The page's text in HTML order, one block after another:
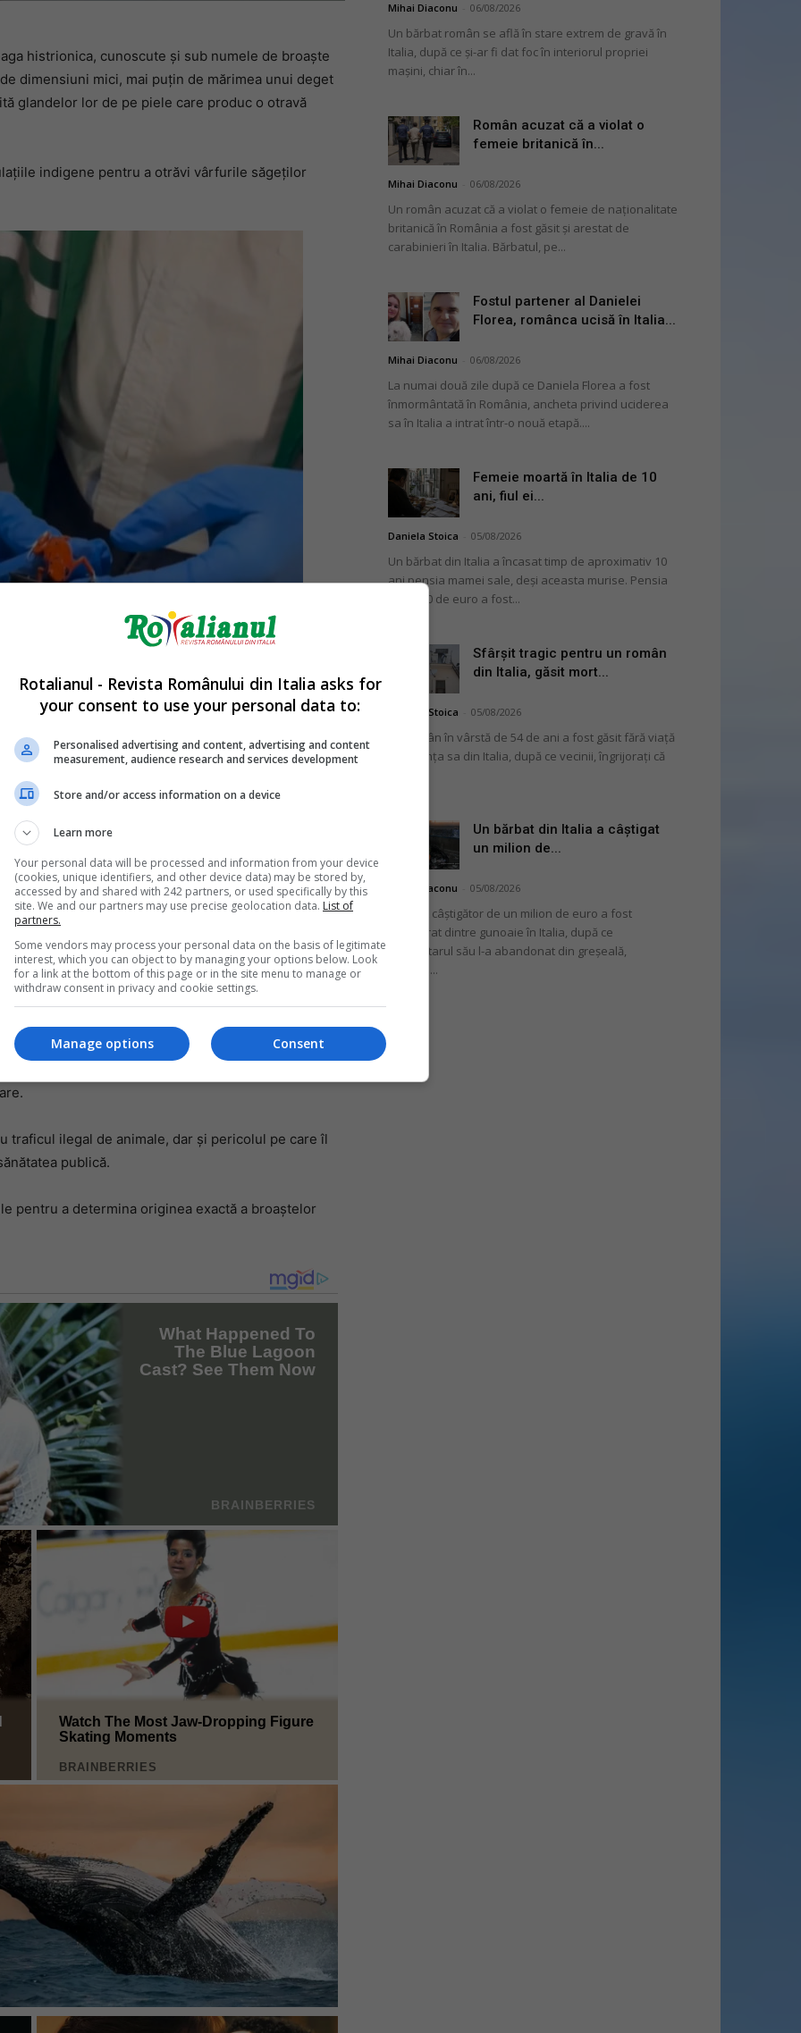
histrionica, cunoscute și sub numele de broaște
dimensiuni mici, mai puțin de mărimea unui deget
glandelor lor de pe piele care produc o otravă
indigene pentru a otrăvi vârfurile săgeților
Paulo, Brazilia, via Panama, a fost acuzată de
că a primit broaștele în dar de la o comunitate
pe piața neagră, unele exemplare putând
traficul ilegal de animale, dar și pericolul pe care îl
publică.
pentru a determina originea exactă a broaștelor
Mihai Diaconu 06/08/2026
Un bărbat român se află în stare extrem de gravă în
Italia, după ce și-ar fi dat foc în interiorul propriei
mașini, chiar în...
Român acuzat că a violat o
femeie britanică în...
Mihai Diaconu 06/08/2026
Un român acuzat că a violat o femeie de naționalitate
britanică în România a fost găsit și arestat de
carabinieri în Italia. Bărbatul, pe...
Fostul partener al Danielei
Florea, românca ucisă în Italia...
Mihai Diaconu 06/08/2026
La numai două zile după ce Daniela Florea a fost
înmormântată în România, ancheta privind uciderea
sa în Italia a intrat într-o nouă etapă....
Femeie moartă în Italia de 10
ani, fiul ei...
Daniela Stoica 05/08/2026
Un bărbat din Italia a încasat timp de aproximativ 10
ani pensia mamei sale, deși aceasta murise. Pensia
de 2.000 de euro a fost...
Sfârșit tragic pentru un român
din Italia, găsit mort...
Daniela Stoica 05/08/2026
Un român în vârstă de 54 de ani a fost găsit fără viață
în locuința sa din Italia, după ce vecinii, îngrijorați că
Un bărbat din Italia a câștigat
un milion de...
Mihai Diaconu 05/08/2026
Un bilet câștigător de un milion de euro a fost
recuperat dintre gunoaie în Italia, după ce
proprietarul său l-a abandonat din greșeală,
convins...
Rotalianul - Revista Românului din Italia asks for
your consent to use your personal data to:
Personalised advertising and content, advertising and content
measurement, audience research and services development
Store and/or access information on a device
Learn more
Your personal data will be processed and information from your device
(cookies, unique identifiers, and other device data) may be stored by,
accessed by and shared with 242 partners, or used specifically by this
site. We and our partners may use precise geolocation data. List of
partners.
Some vendors may process your personal data on the basis of legitimate
interest, which you can object to by managing your options below. Look
for a link at the bottom of this page or in the site menu to manage or
withdraw consent in privacy and cookie settings.
Consent
Manage options